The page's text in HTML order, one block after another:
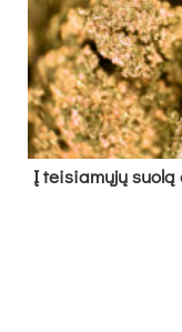
Į tei­sia­mų­jų